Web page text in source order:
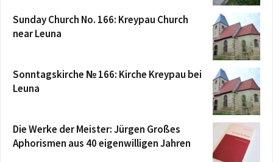
Sunday Church No. 166: Kreypau Church
near Leuna
Sonntagskirche № 166: Kirche Kreypau bei
Leuna
Die Werke der Meister: Jürgen Großes
Aphorismen aus 40 eigenwilligen Jahren